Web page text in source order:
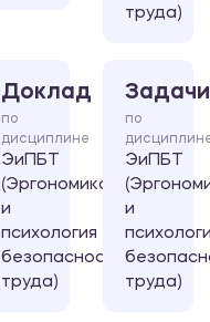
труда)
Доклад
по
дисциплине
ЭиПБТ
(Эргономика
и
психология
безопасности
труда)
Задачи
по
ЭиПБТ
и
труда)